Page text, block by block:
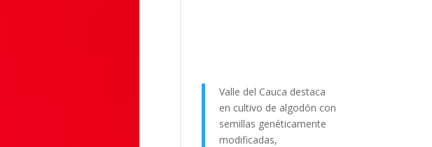
Valle del Cauca destaca
en cultivo de algodón con
semillas genéticamente
modificadas,